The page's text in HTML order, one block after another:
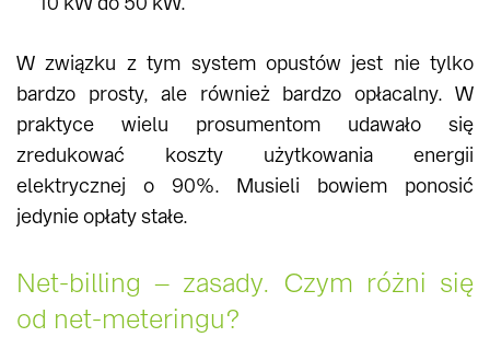
W związku z tym system opustów jest nie tylko
bardzo prosty, ale również bardzo opłacalny. W
praktyce wielu prosumentom udawało się
zredukować koszty użytkowania energii
elektrycznej o 90%. Musieli bowiem ponosić
jedynie opłaty stałe.
Net-billing – zasady. Czym różni się
od net-meteringu?